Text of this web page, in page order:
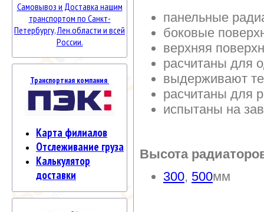
Самовывоз и Доставка нашим
транспортом по Санкт-
Петербургу, Лен.области и всей
России.
Транспортная компания
Карта филиалов
Отслеживание груза
Калькулятор
доставки
панельные
боковые
верхняя
расчитаны для
выдерживают
расчитаны для
испытаны на
Высота
300, 500мм